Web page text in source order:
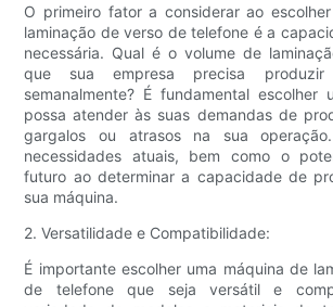
O primeiro fator a considerar ao
laminação de verso de telefone é a
necessária. Qual é o volume de
que sua empresa precisa produzir
semanalmente? É fundamental escolher
possa atender às suas demandas de
gargalos ou atrasos na sua
necessidades atuais, bem como o
futuro ao determinar a capacidade de
sua máquina.
2. Versatilidade e Compatibilidade:
É importante escolher uma máquina de
de telefone que seja versátil e